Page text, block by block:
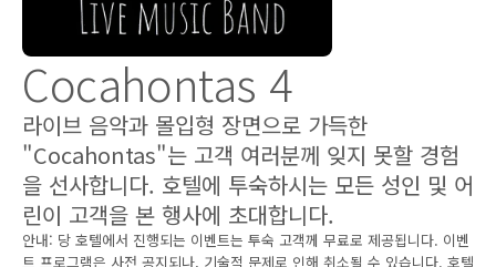
Cocahontas 4
라이브 음악과 몰입형 장면으로 가득한
"Cocahontas"는 고객 여러분께 잊지 못할 경험
을 선사합니다. 호텔에 투숙하시는 모든 성인 및 어
린이 고객을 본 행사에 초대합니다.
안내: 당 호텔에서 진행되는 이벤트는 투숙 고객께 무료로 제공됩니다. 이벤
트 프로그램은 사전 공지되나, 기술적 문제로 인해 취소될 수 있습니다. 호텔